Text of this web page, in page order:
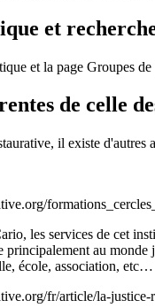
et
et la page Groupes de
de celle
il existe d'autres
les services de cet
principalement au monde
école, association, etc…
fr/article/la-justice-